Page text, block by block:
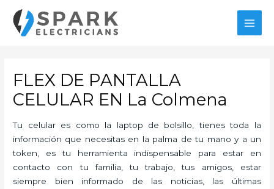
contenido
FLEX DE PANTALLA
CELULAR EN La Colmena
Tu celular es como la laptop de bolsillo, tienes toda la
información que necesitas en la palma de tu mano y a un
token, es tu herramienta indispensable para estar en
contacto con tu familia, tu trabajo, tus amigos, estar
siempre bien informado de las noticias, las últimas